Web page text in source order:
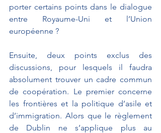
porter certains points dans le dialogue
entre Royaume-Uni et l’Union
européenne ?
Ensuite, deux points exclus des
discussions, pour lesquels il faudra
absolument trouver un cadre commun
de coopération. Le premier concerne
les frontières et la politique d’asile et
d’immigration. Alors que le règlement
de Dublin ne s’applique plus au